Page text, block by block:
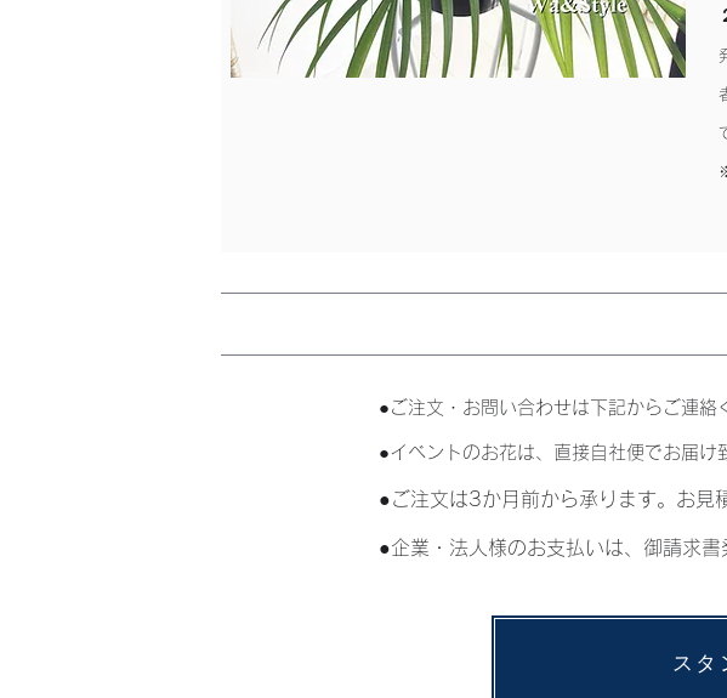
​●ご注文・お問い合わせは下記からご連絡
●イベントのお花は、直接自社便でお届け
●ご注文は3か月前から承ります。お見
●企業・法人様のお支払いは、御請求
ス